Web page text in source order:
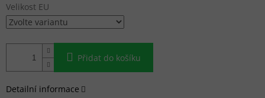
Velikost EU
Přidat do košíku
Detailní informace